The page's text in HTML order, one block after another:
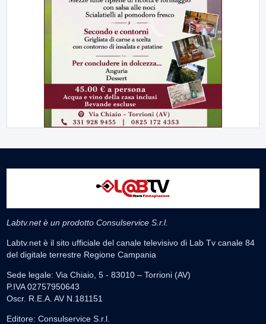
Labtv.net è un prodotto Consulservice S.r.l.
Labtv.net è il sito ufficiale del canale televisivo di Lab Tv canale 84
del digitale terrestre Regione Campania
Sede legale: Via Chiaio, 5 - 83010 – Torrioni (AV)
P.IVA 02757950643
Oscr. R.E.A. AV N.181151
Editore: Consulservice S.r.l.